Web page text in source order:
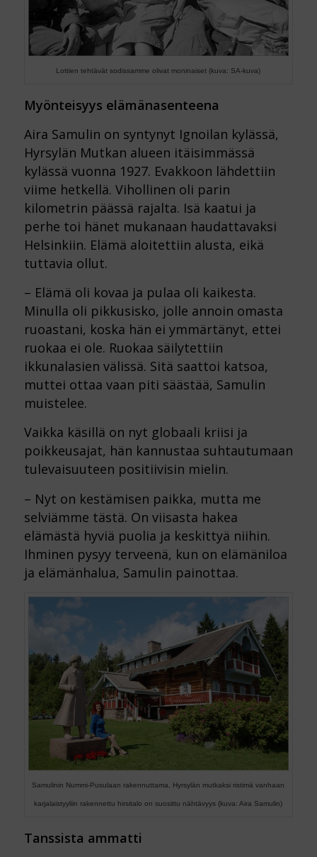
Lottien tehtävät sodissamme olivat moninaiset (kuva: SA-kuva)
Myönteisyys elämänasenteena
Aira Samulin on syntynyt Ignoilan kylässä,
Hyrsylän Mutkan alueen itäisimmässä
kylässä vuonna 1927. Evakkoon lähdettiin
viime hetkellä. Vihollinen oli parin
kilometrin päässä rajalta. Isä kaatui ja
perhe toi hänet mukanaan haudattavaksi
Helsinkiin. Elämä aloitettiin alusta, eikä
tuttavia ollut.
– Elämä oli kovaa ja pulaa oli kaikesta.
Minulla oli pikkusisko, jolle annoin omasta
ruoastani, koska hän ei ymmärtänyt, ettei
ruokaa ei ole. Ruokaa säilytettiin
ikkunalasien välissä. Sitä saattoi katsoa,
muttei ottaa vaan piti säästää, Samulin
muistelee.
Vaikka käsillä on nyt globaali kriisi ja
poikkeusajat, hän kannustaa suhtautumaan
tulevaisuuteen positiivisin mielin.
– Nyt on kestämisen paikka, mutta me
selviämme tästä. On viisasta hakea
elämästä hyviä puolia ja keskittyä niihin.
Ihminen pysyy terveenä, kun on elämäniloa
ja elämänhalua, Samulin painottaa.
Samulinin Nummi-Pusulaan rakennuttama, Hyrsylän mutkaksi ristimä vanhaan
karjalaistyyliin rakennettu hirsitalo on suosittu nähtävyys (kuva: Aira Samulin)
Tanssista ammatti